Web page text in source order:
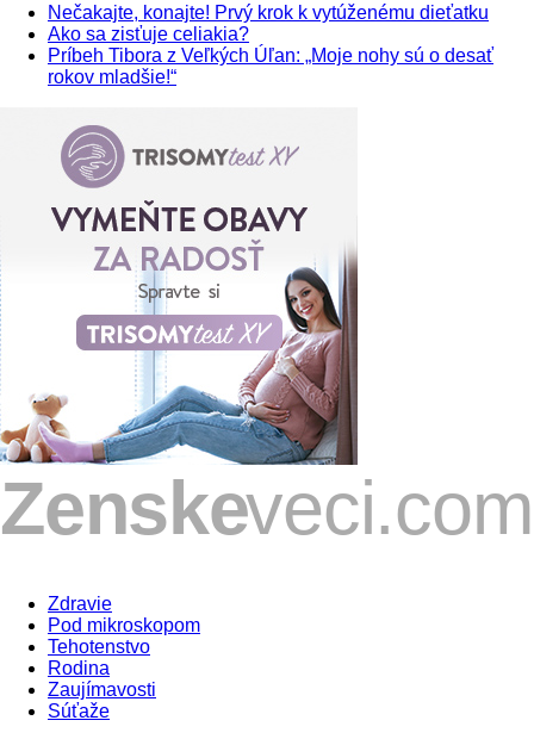
Nečakajte, konajte! Prvý krok k vytúženému dieťatku
Ako sa zisťuje celiakia?
Príbeh Tibora z Veľkých Úľan: „Moje nohy sú o desať
rokov mladšie!“
Zdravie
Pod mikroskopom
Tehotenstvo
Rodina
Zaujímavosti
Súťaže